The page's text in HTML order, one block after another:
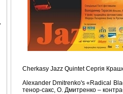
Cherkasy Jazz Quintet Сергія
Alexander Dmitrenko's «Radical
тенор-сакс, О. Дмитренко –